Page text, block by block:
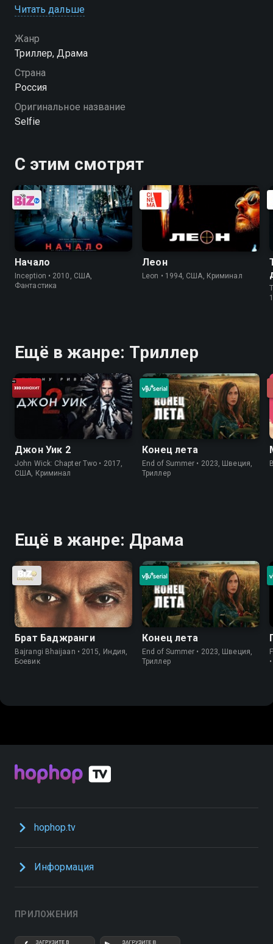
герой узнаёт о преследователе, тем быстрее и
Читать дальше
Жанр
Триллер, Драма
Страна
Россия
Оригинальное название
Selfie
С этим смотрят
Начало
Inception • 2010, США,
Фантастика
Леон
Leon • 1994, США, Криминал
Ещё в жанре: Триллер
Джон Уик 2
John Wick: Chapter Two • 2017,
США, Криминал
Конец лета
End of Summer • 2023, Швеция,
Триллер
Ещё в жанре: Драма
Брат Баджранги
Bajrangi Bhaijaan • 2015, Индия,
Боевик
Конец лета
End of Summer • 2023, Швеция,
Триллер
hophop.tv
Информация
ПРИЛОЖЕНИЯ